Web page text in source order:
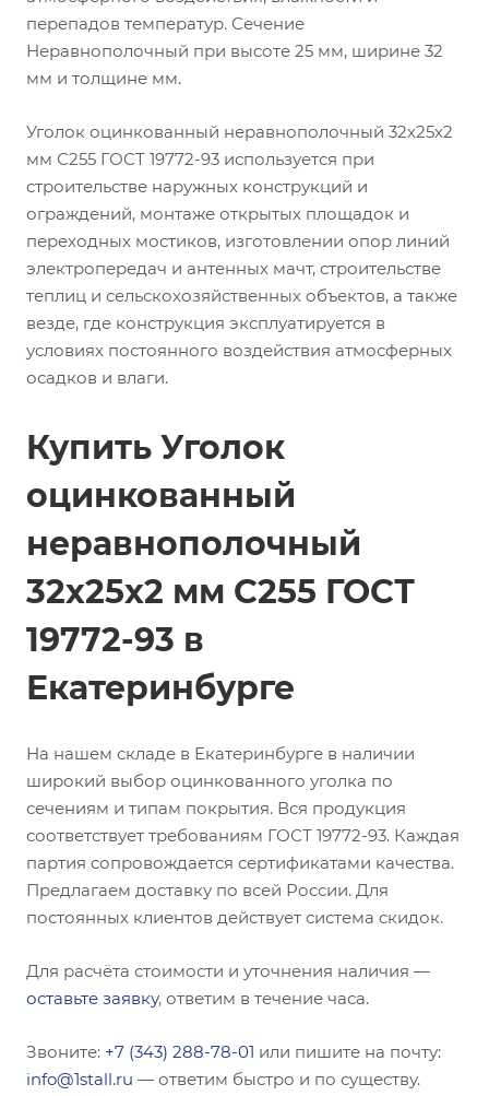
перепадов температур. Сечение
Неравнополочный при высоте 25 мм, ширине 32
мм и толщине мм.
Уголок оцинкованный неравнополочный 32х25х2
мм С255 ГОСТ 19772-93 используется при
строительстве наружных конструкций и
ограждений, монтаже открытых площадок и
переходных мостиков, изготовлении опор линий
электропередач и антенных мачт, строительстве
теплиц и сельскохозяйственных объектов, а также
везде, где конструкция эксплуатируется в
условиях постоянного воздействия атмосферных
осадков и влаги.
Купить Уголок
оцинкованный
неравнополочный
32х25х2 мм С255 ГОСТ
19772-93 в
Екатеринбурге
На нашем складе в Екатеринбурге в наличии
широкий выбор оцинкованного уголка по
сечениям и типам покрытия. Вся продукция
соответствует требованиям ГОСТ 19772-93. Каждая
партия сопровождается сертификатами качества.
Предлагаем доставку по всей России. Для
постоянных клиентов действует система скидок.
Для расчёта стоимости и уточнения наличия —
оставьте заявку, ответим в течение часа.
Звоните: +7 (343) 288-78-01 или пишите на почту:
info@1stall.ru — ответим быстро и по существу.